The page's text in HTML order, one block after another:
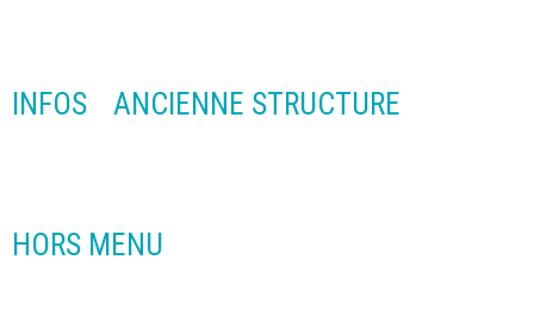
INFOS ANCIENNE STRUCTURE
HORS MENU